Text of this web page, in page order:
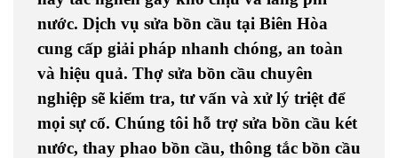
nước. Dịch vụ sửa bồn cầu tại Biên Hòa
cung cấp giải pháp nhanh chóng, an toàn
và hiệu quả. Thợ sửa bồn cầu chuyên
nghiệp sẽ kiểm tra, tư vấn và xử lý triệt để
mọi sự cố. Chúng tôi hỗ trợ sửa bồn cầu két
nước, thay phao bồn cầu, thông tắc bồn cầu